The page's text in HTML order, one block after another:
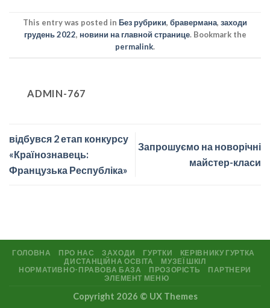
This entry was posted in Без рубрики, бравермана, заходи
грудень 2022, новини на главной странице. Bookmark the
permalink.
ADMIN-767
відбувся 2 етап конкурсу
«Країнознавець:
Французька Республіка»
Запрошуємо на новорічні
майстер-класи
ГОЛОВНА ПРО НАС ЗАХОДИ ГУРТКИ
КЕРІВНИКУ ГУРТКА
ДИСТАНЦІЙНА ОСВІТА
МУЗЕЇ ШКІЛ
НОРМАТИВНО-ПРАВОВА БАЗА
ПРОЗОРІСТЬ
ПАРТНЕРИ
ЭЛЕМЕНТ МЕНЮ
Copyright 2026 © UX Themes